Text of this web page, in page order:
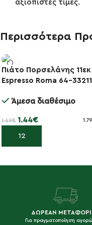
αξιόπιστες τιμές.
Περισσότερα
-15%
Πιάτο Πορσελάνης 11εκ
Espresso Roma 64-33211
Άμεσα διαθέσιμο
1.69€ 1.44€ 1.79
Προσθήκη στο καλάθι
ΔΩΡΕΑΝ
Για πραγματοποίηση